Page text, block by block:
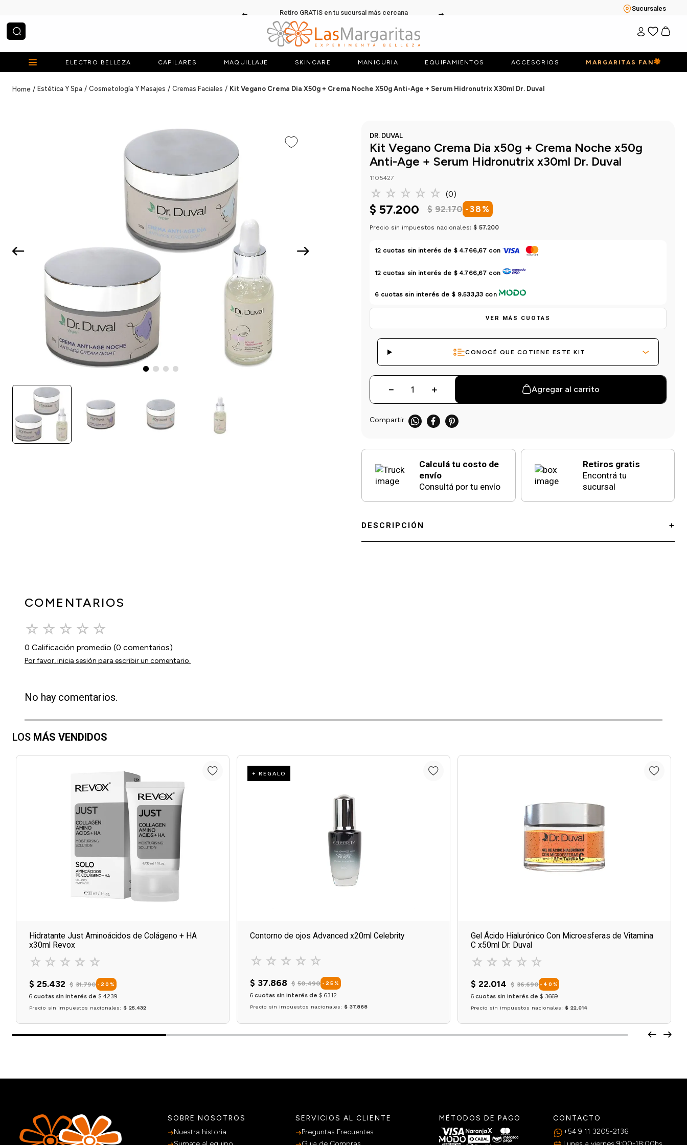
Retiro GRATIS en tu sucursal más cercana
Sucursales
¿Qué estás buscando?
ELECTRO BELLEZA CAPILARES MAQUILLAJE SKINCARE MANICURIA EQUIPAMIENTOS ACCESORIOS MARGARITAS FAN
Estética Y Spa Cosmetología Y Masajes Cremas Faciales Kit Vegano Crema Dia X50g + Crema Noche X50g Anti-Age + Serum Hidronutrix X30ml Dr. Duval
DR. DUVAL
Kit Vegano Crema Dia x50g + Crema Noche x50g
Anti-Age + Serum Hidronutrix x30ml Dr. Duval
1105427
☆ ☆ ☆ ☆ ☆ (0)
$ 57.200 $ 92.170 -38 %
Precio sin impuestos nacionales: $ 57.200
12 cuotas sin interés de $ 4.766,67 con
12 cuotas sin interés de $ 4.766,67 con
6 cuotas sin interés de $ 9.533,33 con
VER MÁS CUOTAS
CONOCÉ QUE COTIENE ESTE KIT
＋
－ Agregar al carrito
Calculá tu costo de
envío
Consultá por tu envío
Retiros gratis
Encontrá tu
sucursal
DESCRIPCIÓN
COMENTARIOS
☆ ☆ ☆ ☆ ☆
0 Calificación promedio (0 comentarios)
Por favor, inicia sesión para escribir un comentario.
No hay comentarios.
LOS MÁS VENDIDOS
Hidratante Just Aminoácidos de Colágeno + HA
x30ml Revox
☆ ☆ ☆ ☆ ☆
$ 25.432 $ 31.790 - 20 %
6 cuotas sin interés de $ 4239
Precio sin impuestos nacionales: $ 25.432
+ REGALO
Contorno de ojos Advanced x20ml Celebrity
☆ ☆ ☆ ☆ ☆
$ 37.868 $ 50.490 - 25 %
6 cuotas sin interés de $ 6312
Precio sin impuestos nacionales: $ 37.868
Gel Ácido Hialurónico Con Microesferas de Vitamina
C x50ml Dr. Duval
☆ ☆ ☆ ☆ ☆
$ 22.014 $ 36.690 - 40 %
6 cuotas sin interés de $ 3669
Precio sin impuestos nacionales: $ 22.014
SOBRE NOSOTROS
Nuestra historia
SERVICIOS AL CLIENTE
Preguntas Frecuentes
MÉTODOS DE PAGO
CONTACTO
+54 9 11 3205-2136